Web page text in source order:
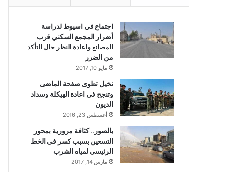
اجتماع في اسيوط لدراسة
أضرار المجمع السكني قرب
المصانع واعادة النظر حال التأكد
من الضرر
مايو 10, 2017
نخيل تطوى صفحة الماضى
وتنجح فى اعادة الهيكلة وسداد
الديون
أغسطس 23, 2016
بالصور.. كثافة مرورية بمحور
التسعين بسبب كسر فى الخط
الرئيسى لمياه الشرب
مارس 14, 2017